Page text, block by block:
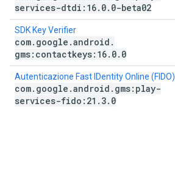
services-dtdi:16. 0. 0-beta02
SDK Key Verifier
com. google .android .
gms:contactkeys:16. 0. 0
Autenticazione Fast IDentity Online (FIDO)
com. google .android . gms:play-
services-fido:21 . 3. 0